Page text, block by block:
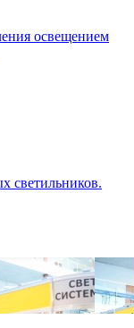
освещением
светильников.